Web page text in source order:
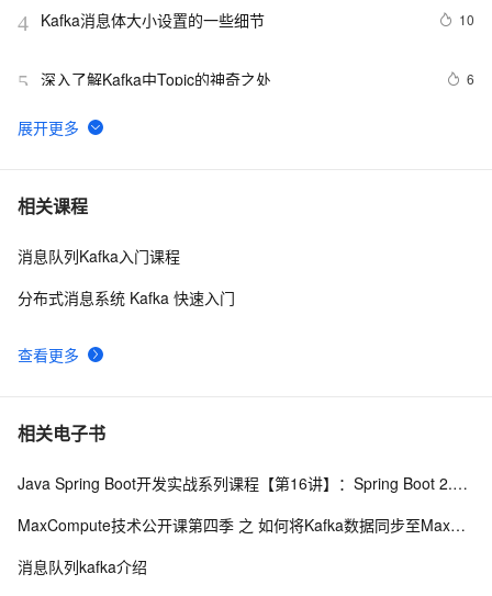
4 Kafka消息体大小设置的一些细节 10
5 深入了解Kafka中Topic的神奇之处 6
6 Kafka为什么是高性能高并发高可用架构
7 Kafka【基础知识 01】消息队列介绍+Kafka架构及核心概
8 SpringBoot整合Kafka简单配置实现生产消费
r;C:\Program
相关课程
查看更多
消息队列Kafka入门课程
分布式消息系统 Kafka 快速入门
相关电子书
Java Spring Boot开发实战系列课程【第16讲】：Spring Boot 2.0 实战Apache Kafka百万级高并发消息中间件与原理解析
MaxCompute技术公开课第四季 之 如何将Kafka数据同步至MaxCompute
消息队列kafka介绍